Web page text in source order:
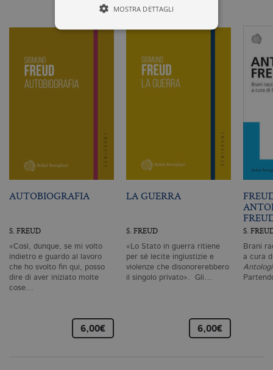
AUTOBIOGRAFIA
S. FREUD
«Così, dunque, se mi volto
indietro e guardo al lavoro
che ho svolto fin qui, posso
dire di aver iniziato molte
cose…
6,00€
LA GUERRA
S. FREUD
«Lo Stato in guerra ritiene
per sé lecite ingiustizie e
violenze che disonorerebbero
il singolo privato». Gli…
6,00€
S.
Brani
a cura
MOSTRA DETTAGLI
Tecnici ed equiparati
Profilazione
delle condizioni previste dal Garante, i
cookie analitici sono equiparati ai
tecnici e dunque non necessitano del
consenso.
Scadenza
CookieScriptConsent
.bollatiboringhieri.it 1 mese